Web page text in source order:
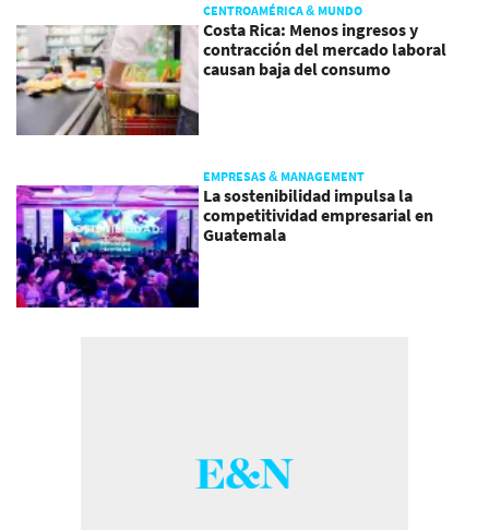
CENTROAMÉRICA & MUNDO
Costa Rica: Menos ingresos y
contracción del mercado laboral
causan baja del consumo
EMPRESAS & MANAGEMENT
La sostenibilidad impulsa la
competitividad empresarial en
Guatemala